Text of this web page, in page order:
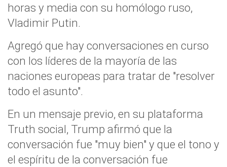
horas y media con su homólogo ruso,
Vladimir Putin.
Agregó que hay conversaciones en curso
con los líderes de la mayoría de las
naciones europeas para tratar de "resolver
todo el asunto".
En un mensaje previo, en su plataforma
Truth social, Trump afirmó que la
conversación fue "muy bien" y que el tono y
el espíritu de la conversación fue